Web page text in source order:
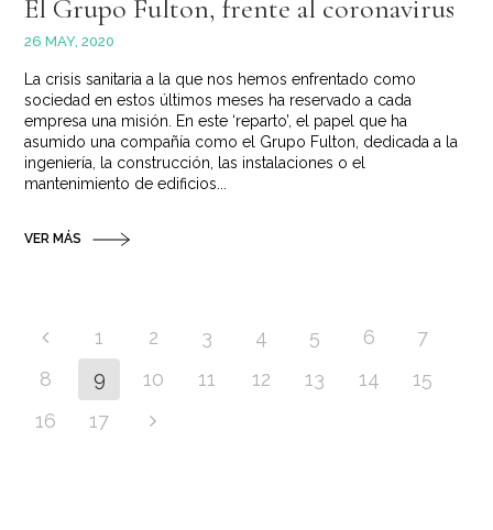
El Grupo Fulton, frente al coronavirus
26 MAY, 2020
La crisis sanitaria a la que nos hemos enfrentado como
sociedad en estos últimos meses ha reservado a cada
empresa una misión. En este ‘reparto’, el papel que ha
asumido una compañía como el Grupo Fulton, dedicada a la
ingeniería, la construcción, las instalaciones o el
mantenimiento de edificios...
VER MÁS
1 2 3 4 5 6
7
8
9 10 11 12 13 14
15
16
17